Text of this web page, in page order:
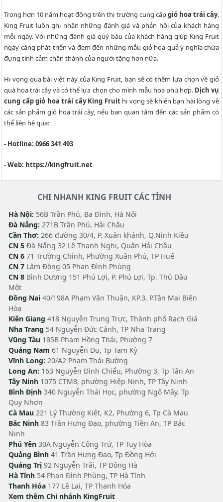
Trong hơn 10 năm hoạt động trên thị trường cung cấpgiỏ hoa trái cây,
King Fruit luôn ghi nhận những đánh giá và phản hồi của khách hàng
mỗi ngày. Với những đánh giá quý báu của khách hàng giúp King Fruit
ngày càng phát triển và đem đến những mẫu giỏ hoa quả ý nghĩa chứa
đựng tình cảm chân thành của người tặng hơn nữa.
Hi vọng qua bài viết này của King Fruit, bạn sẽ có thêm lựa chọn về giỏ
quà hoa trái cây và có thể lựa chọn cho mình mẫu hoa phù hợp. Dịch vụ
cung cấp giỏ hoa trái cây King Fruit hi vọng sẽ khiến bạn hài lòng về
các sản phẩm giỏ hoa trái cây, nếu bạn quan tâm đến các sản phẩm có
thể liên hệ qua:
- Hotline: 0966 341 493
-Web: https://kingfruit.net
CHI NHANH KING FRUIT CÁC TỈNH
Hà Nội: 56B Trần Phú, Ba Đình, Hà Nội
Đà Nẵng: 271B Trần Phú, Hải Châu
Cần Thơ: 266 đường 30/4, P. Xuân khánh, Q.Ninh Kiều
CN 5 Đà Nẵng 32 Lê Thanh Nghị, Quận Hải Châu
CN 6 71 Trường Chinh, Phường Xuân Phú, TP Huế
CN 7 Lâm Đồng 05 Phan Đình Phùng
CN 8 Bình Dương 151 Phú Lợi, P. Phú Lợi, Tp. Thủ Dầu
Một
Đồng Nai 40/198A Phạm Văn Thuận, KP.3, P.Tân Mai Biên
Hòa
Kiên Giang 418 Nguyễn Trung Trực, Thành phố Rạch Giá
Nha Trang 54 Nguyễn Đức Cảnh, TP Nha Trang
Vũng Tàu 185B Phạm Hồng Thái, Phường 7
Quảng Nam 61 Nguyễn Du, Tp Tam Kỳ
Vĩnh Long: 20/A2 Phạm Thái Bường
Long An: 163 Nguyễn Đình Chiểu, Phường 3, Tp Tân An
Tây Ninh 1075 CTM8, phường Hiệp Ninh, TP Tây Ninh
Bình Định 340 Nguyễn Thái Học, phường Ngô Mây, Tp
Quy Nhơn
Cà Mau 221 Lý Thường Kiệt, K2, Phường 6, Tp Cà Mau
Bắc Ninh 83 Trần Hưng Đạo, phường Tiền An, TP Bắc
Ninh
Phú Yên 30A Nguyễn Công Trứ, TP Tuy Hòa
Quảng Bình 41 Trần Hưng Đạo, Tp Đồng Hới
Quảng Trị 92 Nguyễn Trãi, TP Đông Hà
Hà Tĩnh 54 Phan Đình Phùng, TP Hà Tĩnh
Thanh Hóa 177 Lê Lai, TP Thanh Hóa
Xem thêm Chi nhánh KingFruit